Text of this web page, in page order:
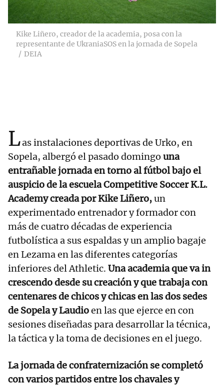
Kike Liñero, creador de la academia, posa con la
representante de UkraniaSOS en la jornada de Sopela
DEIA
Las instalaciones deportivas de Urko, en
Sopela, albergó el pasado domingo una
entrañable jornada en torno al fútbol bajo el
auspicio de la escuela Competitive Soccer K.L.
Academy creada por Kike Liñero,un
experimentado entrenador y formador con
más de cuatro décadas de experiencia
futbolística a sus espaldas y un amplio bagaje
en Lezama en las diferentes categorías
inferiores del Athletic. Una academia que va in
crescendo desde su creación y que trabaja con
centenares de chicos y chicas en las dos sedes
de Sopela y Laudioen las que ejerce en con
sesiones diseñadas para desarrollar la técnica,
la táctica y la toma de decisiones en el juego.
La jornada de confraternización se completó
con varios partidos entre los chavales y